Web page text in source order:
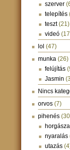
szerver
telepítés
teszt(21)
videó
lol (47)
munka (26)
felújítás
Jasmin
Nincs
orvos (7)
pihenés
nyaralás
utazás